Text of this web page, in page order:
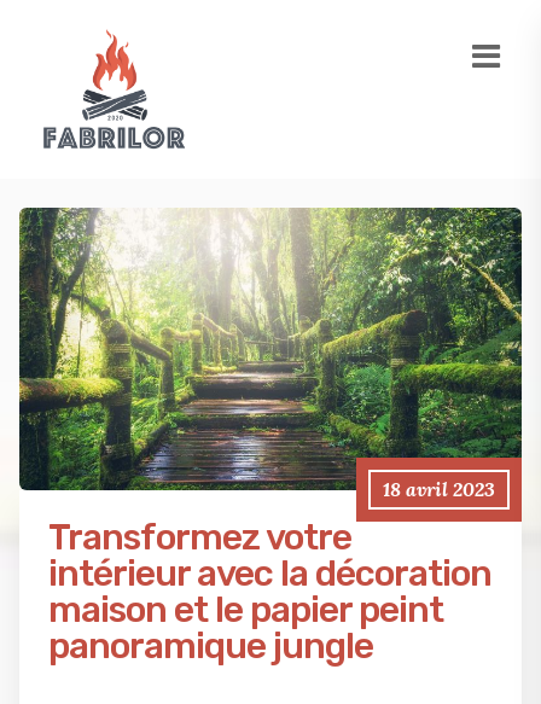
18 avril 2023
Transformez votre
intérieur avec la décoration
maison et le papier peint
panoramique jungle